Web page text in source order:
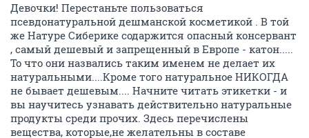
Девочки! Перестаньте пользоваться
псевдонатуральной дешманской косметикой . В той
же Натуре Сиберике содаржится опасный консервант
, самый дешевый и запрещенный в Европе - катон.....
То что они назвались таким именем не делает их
натуральными....Кроме того натуральное НИКОГДА
не бывает дешевым.... Начните читать этикетки - и
вы научитесь узнавать действительно натуральные
продукты среди прочих. Здесь перечислены
вещества, которые,не желательны в составе